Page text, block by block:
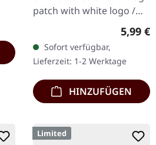
patch with white logo /
embroidered edge. Size
ca. 10 cm diameter
5,99 €
Sofort verfügbar,
Lieferzeit: 1-2 Werktage
HINZUFÜGEN
Limited